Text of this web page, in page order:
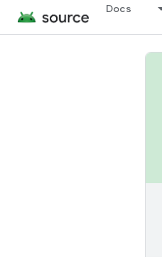
Docs